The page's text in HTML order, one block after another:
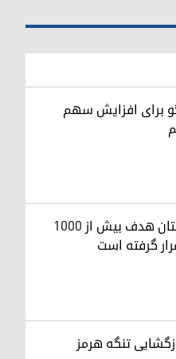
برای افزایش سهم
مسرور بارزانی: اقلیم کوردستان هدف بیش از ۱۰۰۰
گرفته است
تنگه هرمز